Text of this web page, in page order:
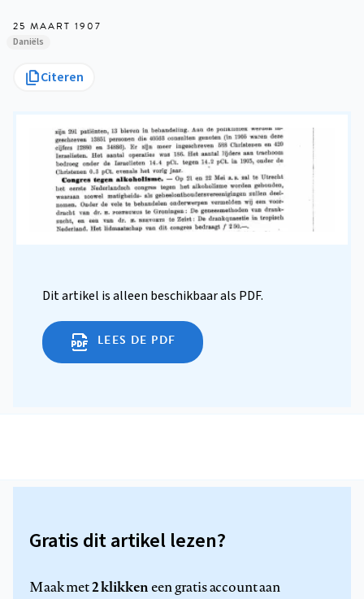
25 MAART 1907
Daniëls
Citeren
Dit artikel is alleen beschikbaar als PDF.
LEES DE PDF
Gratis dit artikel lezen?
Maak met2 klikkeneen gratis account aan